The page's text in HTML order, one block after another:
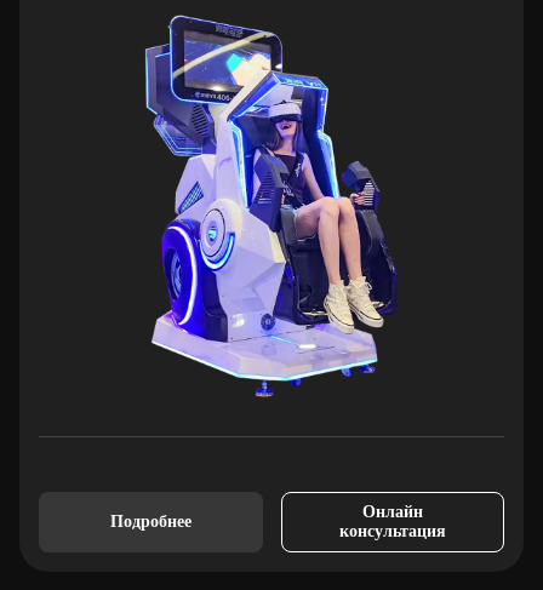
Подробнее
Онлайн
консультация